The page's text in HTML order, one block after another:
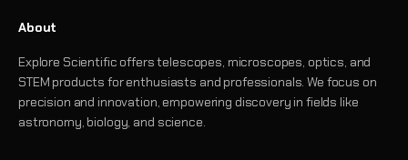
About
Explore Scientific offers telescopes, microscopes, optics, and
STEM products for enthusiasts and professionals. We focus on
precision and innovation, empowering discovery in fields like
astronomy, biology, and science.